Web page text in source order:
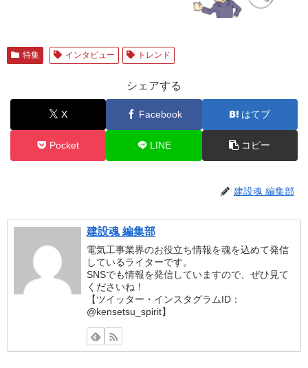
特集 インタビュー トレンド
シェアする
X Facebook はてブ
Pocket LINE コピー
建設魂 編集部
建設魂 編集部
電気工事業界のお役立ち情報を魂を込めて発信
しているライターです。
SNSでも情報を発信していますので、ぜひ見て
くださいね！
【ツイッター・インスタグラムID：
@kensetsu_spirit】